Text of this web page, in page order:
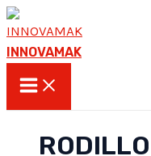
Skip
to
content
INNOVAMAK
Main
Menu